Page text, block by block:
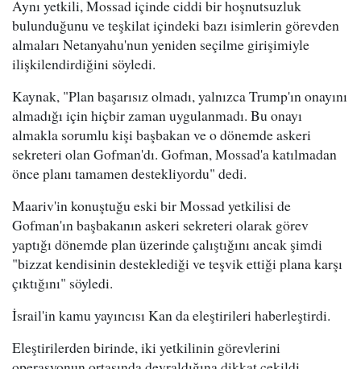
Aynı yetkili, Mossad içinde ciddi bir hoşnutsuzluk
bulunduğunu ve teşkilat içindeki bazı isimlerin görevden
almaları Netanyahu'nun yeniden seçilme girişimiyle
ilişkilendirdiğini söyledi.
Kaynak, "Plan başarısız olmadı, yalnızca Trump'ın onayını
almadığı için hiçbir zaman uygulanmadı. Bu onayı
almakla sorumlu kişi başbakan ve o dönemde askeri
sekreteri olan Gofman'dı. Gofman, Mossad'a katılmadan
önce planı tamamen destekliyordu" dedi.
Maariv'in konuştuğu eski bir Mossad yetkilisi de
Gofman'ın başbakanın askeri sekreteri olarak görev
yaptığı dönemde plan üzerinde çalıştığını ancak şimdi
"bizzat kendisinin desteklediği ve teşvik ettiği plana karşı
çıktığını" söyledi.
İsrail'in kamu yayıncısı Kan da eleştirileri haberleştirdi.
Eleştirilerden birinde, iki yetkilinin görevlerini